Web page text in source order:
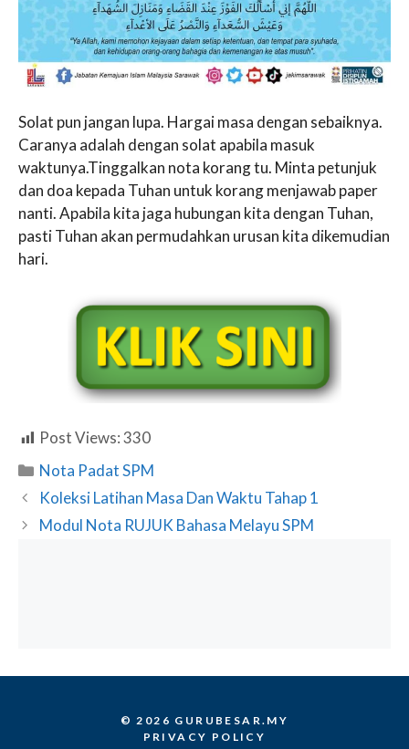
Solat pun jangan lupa. Hargai masa dengan sebaiknya.
Caranya adalah dengan solat apabila masuk
waktunya.Tinggalkan nota korang tu. Minta petunjuk
dan doa kepada Tuhan untuk korang menjawab paper
nanti. Apabila kita jaga hubungan kita dengan Tuhan,
pasti Tuhan akan permudahkan urusan kita dikemudian
hari.
Post Views:330
Categories
Nota Padat SPM
Koleksi Latihan Masa Dan Waktu Tahap 1
Modul Nota RUJUK Bahasa Melayu SPM
© 2026 GURUBESAR.MY
PRIVACY POLICY